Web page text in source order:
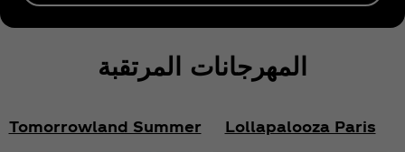
المهرجانات المرتقبة
Lollapalooza Paris
Tomorrowland Summer